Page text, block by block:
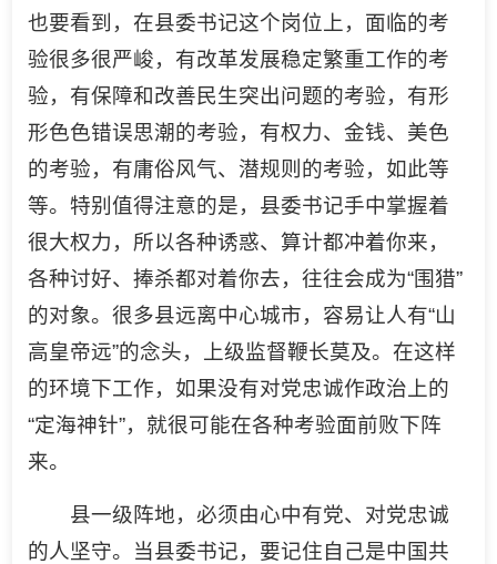
也要看到，在县委书记这个岗位上，面临的考
验很多很严峻，有改革发展稳定繁重工作的考
验，有保障和改善民生突出问题的考验，有形
形色色错误思潮的考验，有权力、金钱、美色
的考验，有庸俗风气、潜规则的考验，如此等
等。特别值得注意的是，县委书记手中掌握着
很大权力，所以各种诱惑、算计都冲着你来，
各种讨好、捧杀都对着你去，往往会成为“围猎”
的对象。很多县远离中心城市，容易让人有“山
高皇帝远”的念头，上级监督鞭长莫及。在这样
的环境下工作，如果没有对党忠诚作政治上的
“定海神针”，就很可能在各种考验面前败下阵
来。
县一级阵地，必须由心中有党、对党忠诚
的人坚守。当县委书记，要记住自己是中国共